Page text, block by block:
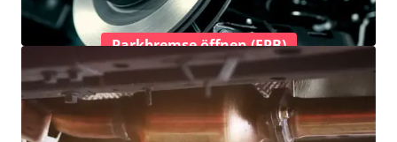
Parkbremse öffnen (EPB)